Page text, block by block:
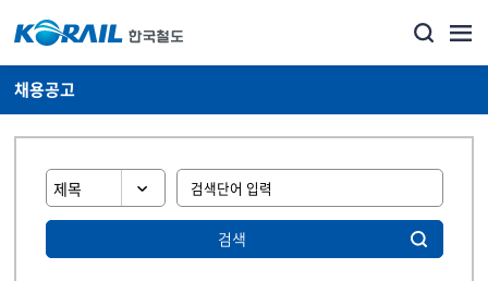
채용공고
검색